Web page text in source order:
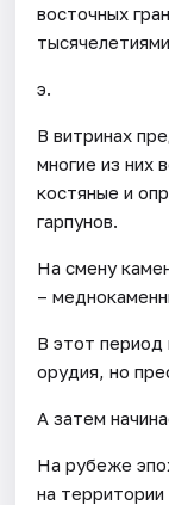
восточных
э.
В витринах
многие из них
костяные и
гарпунов.
На смену
–
В этот период
орудия, но
А затем
На рубеже
на